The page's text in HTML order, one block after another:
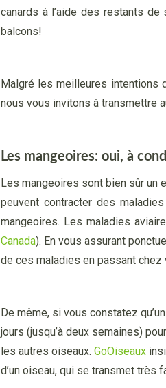
canards à l’aide des restants
balcons!
Malgré les meilleures intentions
nous vous invitons à transmettre
Les mangeoires: oui, à
Les mangeoires sont bien sûr un
peuvent contracter des
mangeoires. Les maladies
Canada). En vous assurant
de ces maladies en passant chez
De même, si vous constatez
jours (jusqu’à deux semaines)
les autres oiseaux. GoOiseaux
d’un oiseau, qui se transmet très